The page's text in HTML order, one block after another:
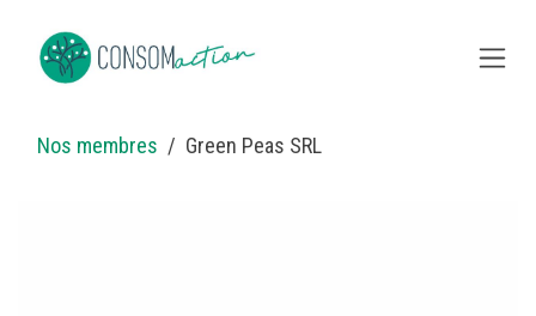
Nos membres Green Peas SRL